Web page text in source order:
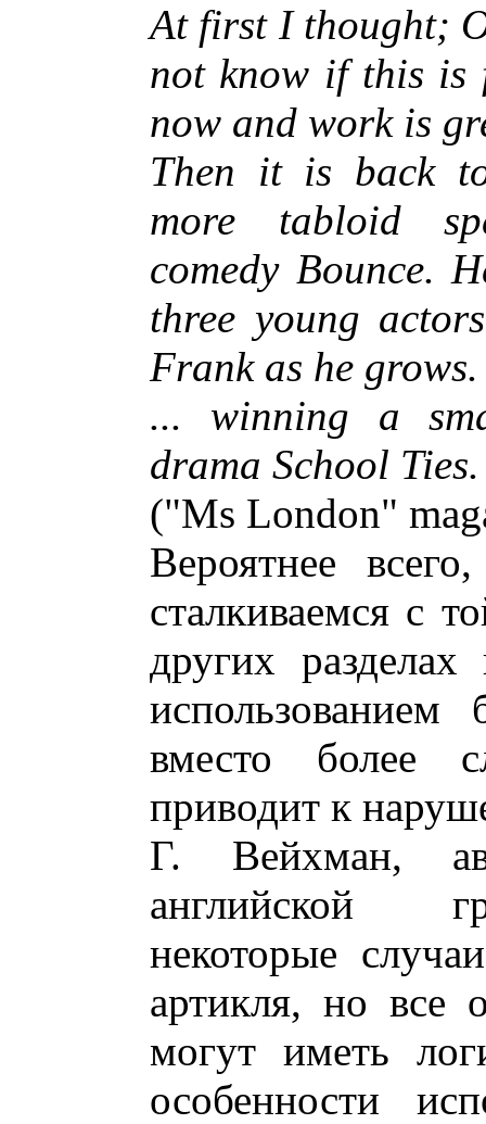
At first I thought;
not know if this is
now and work is
Then it is back
more tabloid
comedy Bounce.
three young
Frank as he grows.
... winning a
drama School Ties.
("Ms London"
Вероятнее
сталкиваемся с
других
использованием
вместо более
приводит к
Г. Вейхман,
английской
некоторые
артикля, но все
могут иметь
особенности